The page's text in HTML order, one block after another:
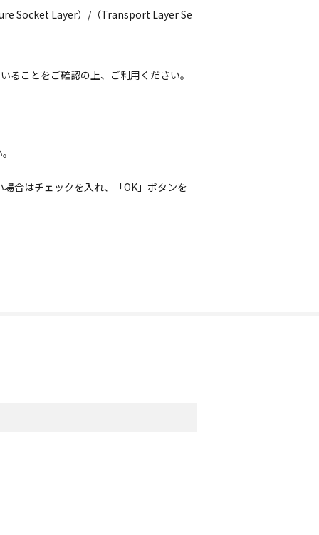
Socket Layer）/（Transport Layer Se
ることをご確認の上、ご利用ください。
合はチェックを入れ、「OK」ボタンを